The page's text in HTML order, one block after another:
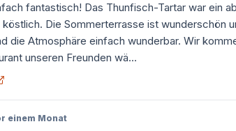
fantastisch! Das Thunfisch-Tartar war ein
Die Sommerterrasse ist wunderschön
die Atmosphäre einfach wunderbar. Wir
unseren Freunden wä...
einem Monat